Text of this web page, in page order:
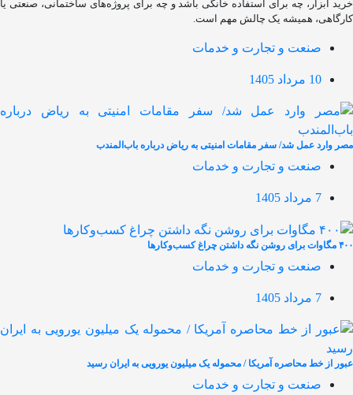
خرید ابزار، چه برای استفاده خانگی باشد و چه برای پروژه‌های ساختمانی، صنعتی یا
کارگاهی، همیشه یک چالش مهم است.
صنعت و تجارت و خدمات
10 مرداد 1405
مصر وارد عمل شد/ سفر مقامات امنیتی به ریاض درباره باب‌المندب
صنعت و تجارت و خدمات
7 مرداد 1405
۴۰۰ مگاوات برای روشن نگه داشتن چراغ کسب‌وکار‌ها
صنعت و تجارت و خدمات
7 مرداد 1405
عبور از خط محاصره آمریکا / محموله یک میلیون یورویی به ایران رسید
صنعت و تجارت و خدمات